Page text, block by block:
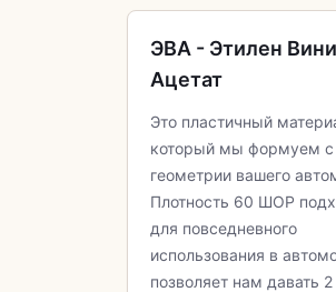
ЭВА - Этилен
Ацетат
Это пластичный
который мы формуем с
геометрии вашего
Плотность 60 ШОР
для повседневного
использования в
позволяет нам давать 2